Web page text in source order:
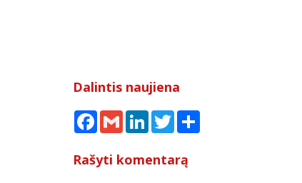
Dalintis naujiena
FacebookGmail LinkedInTwitter
Rašyti komentarą